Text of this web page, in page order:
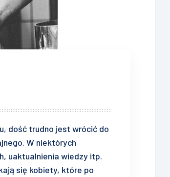
dość trudno jest wrócić do
W niektórych
uaktualnienia wiedzy itp.
się kobiety, które po